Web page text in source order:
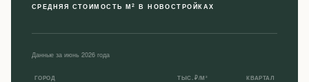
СРЕДНЯЯ СТОИМОСТЬ М2 В НОВОСТРОЙКАХ
Данные за июнь 2026 года
ГОРОД ТЫС. ₽/М² КВАРТАЛ